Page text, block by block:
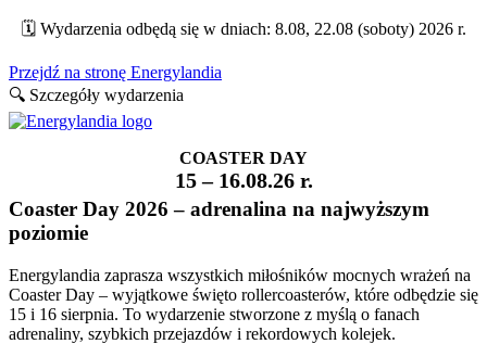
🗓️ Wydarzenia odbędą się w dniach: 8.08, 22.08 (soboty) 2026 r.
Przejdź na stronę Energylandia
🔍 Szczegóły wydarzenia
COASTER DAY
15 – 16.08.26 r.
Coaster Day 2026 – adrenalina na najwyższym
poziomie
Energylandia zaprasza wszystkich miłośników mocnych wrażeń na
Coaster Day – wyjątkowe święto rollercoasterów, które odbędzie się
15 i 16 sierpnia. To wydarzenie stworzone z myślą o fanach
adrenaliny, szybkich przejazdów i rekordowych kolejek.